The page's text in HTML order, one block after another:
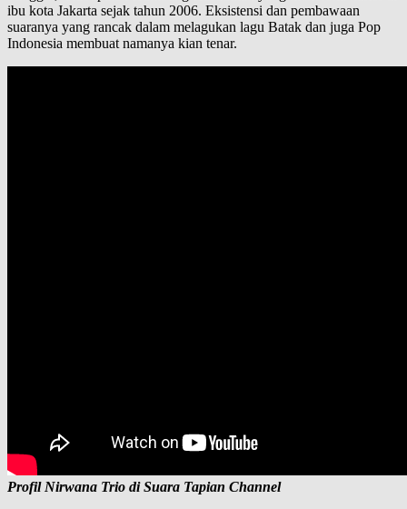
ibu kota Jakarta sejak tahun 2006. Eksistensi dan pembawaan
suaranya yang rancak dalam melagukan lagu Batak dan juga Pop
Indonesia membuat namanya kian tenar.
Profil Nirwana Trio di Suara Tapian Channel